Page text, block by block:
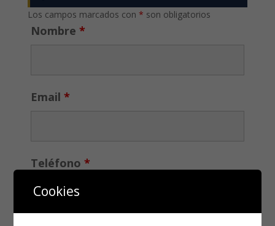
Los campos marcados con * son obligatorios
Nombre *
Email *
Teléfono *
Cookies